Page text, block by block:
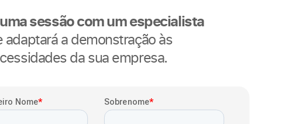
sessão com um especialista
adaptará a demonstração às
da sua empresa.